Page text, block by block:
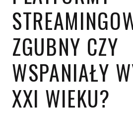
ZGUBNY CZY
WSPANIAŁY
XXI WIEKU?